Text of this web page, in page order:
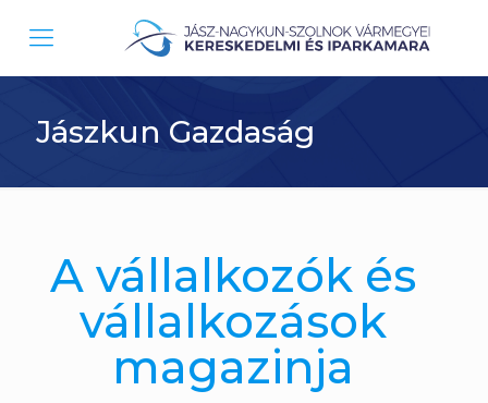
Jászkun Gazdaság
A vállalkozók és
vállalkozások
magazinja